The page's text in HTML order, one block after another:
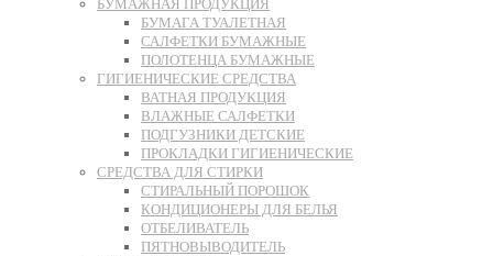
БУМАЖНАЯ ПРОДУКЦИЯ
БУМАГА ТУАЛЕТНАЯ
САЛФЕТКИ БУМАЖНЫЕ
ПОЛОТЕНЦА БУМАЖНЫЕ
ГИГИЕНИЧЕСКИЕ СРЕДСТВА
ВАТНАЯ ПРОДУКЦИЯ
ВЛАЖНЫЕ САЛФЕТКИ
ПОДГУЗНИКИ ДЕТСКИЕ
ПРОКЛАДКИ ГИГИЕНИЧЕСКИЕ
СРЕДСТВА ДЛЯ СТИРКИ
СТИРАЛЬНЫЙ ПОРОШОК
КОНДИЦИОНЕРЫ ДЛЯ БЕЛЬЯ
ОТБЕЛИВАТЕЛЬ
ПЯТНОВЫВОДИТЕЛЬ